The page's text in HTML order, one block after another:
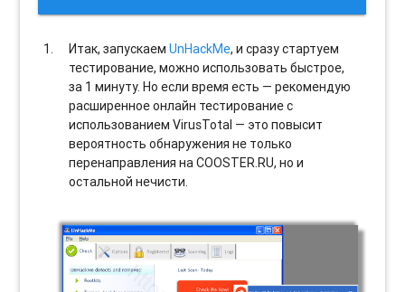
Итак, запускаемUnHackMe, и сразу стартуем
тестирование, можно использовать быстрое,
за 1 минуту. Но если время есть — рекомендую
расширенное онлайн тестирование с
использованием VirusTotal — это повысит
вероятность обнаружения не только
перенаправления на COOSTER.RU, но и
остальной нечисти.